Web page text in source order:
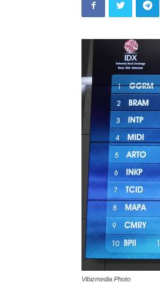
Vibizmedia Photo